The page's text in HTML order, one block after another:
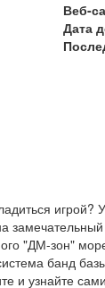
Веб-
Дата
игрой?
"ДМ-зон"
банд
и узнайте